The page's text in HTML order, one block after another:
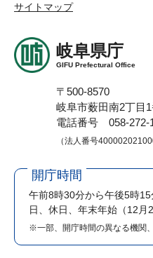
サイトマップ
岐阜県庁
GIFU Prefectural Office
〒500-8570
岐阜市薮田南2丁目
電話番号 058-272-
（法人番号
開庁時間
午前8時30分から午後5時
日、休日、年末年始（12月
※一部、開庁時間の異なる機関